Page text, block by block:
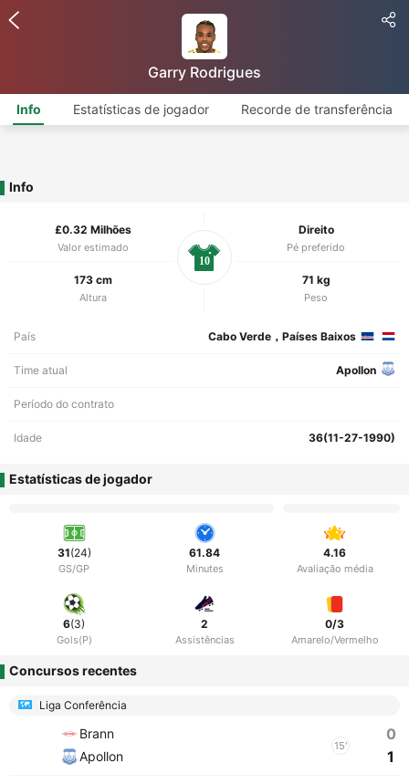
Garry Rodrigues
Info Estatísticas de jogador Recorde de transferência
Info
£0.32 Milhões
Valor estimado
Direito
Pé preferido
173 cm
Altura
71 kg
Peso
10
País Cabo Verde，Países Baixos
Time atual Apollon
Período do contrato
Idade 36(11-27-1990)
Estatísticas de jogador
31(24)
GS/GP
61.84
Minutes
4.16
Avaliação média
6(3)
Gols(P)
2
Assistências
0/3
Amarelo/Vermelho
Concursos recentes
Liga Conferência
Brann
Apollon
15'
0
1